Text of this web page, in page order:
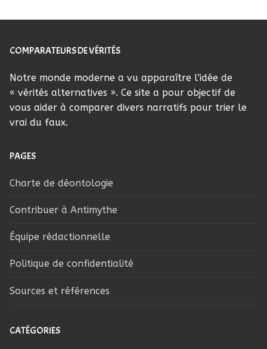
COMPARATEURS DE VÉRITÉS
Notre monde moderne a vu apparaître l’idée de
« vérités alternatives ». Ce site a pour objectif de
vous aider à comparer divers narratifs pour trier le
vrai du faux.
PAGES
Charte de déontologie
Contribuer à Antimythe
Équipe rédactionnelle
Politique de confidentialité
Sources et références
CATÉGORIES